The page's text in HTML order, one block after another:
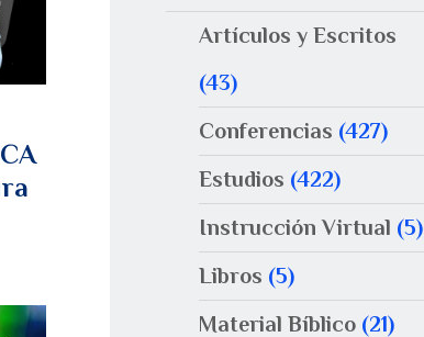
Artículos y Escritos
(43)
Conferencias (427)
Estudios (422)
Instrucción Virtual (5)
Libros (5)
Material Bíblico (21)